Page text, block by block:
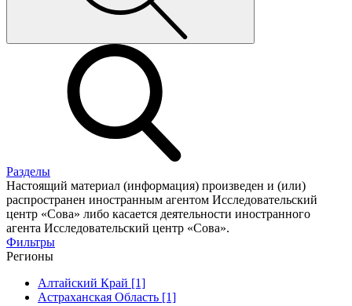
Разделы
Настоящий материал (информация) произведен и (или)
распространен иностранным агентом Исследовательский
центр «Сова» либо касается деятельности иностранного
агента Исследовательский центр «Сова».
Фильтры
Регионы
Алтайский Край [1]
Астраханская Область [1]